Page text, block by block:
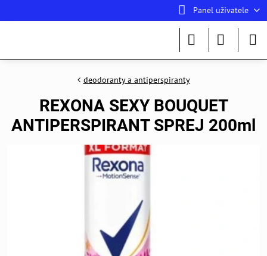
Panel uživatele
deodoranty a antiperspiranty
REXONA SEXY BOUQUET
ANTIPERSPIRANT SPREJ 200ml